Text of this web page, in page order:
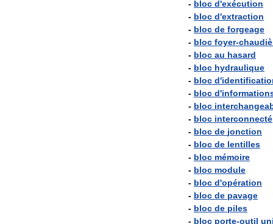
- bloc d'exécution
- bloc d'extraction
- bloc de forgeage
- bloc foyer-
- bloc au hasard
- bloc hydraulique
- bloc d'
- bloc d'
- bloc
- bloc interconnecté
- bloc de jonction
- bloc de lentilles
- bloc mémoire
- bloc module
- bloc d'opération
- bloc de pavage
- bloc de piles
- bloc porte-outil